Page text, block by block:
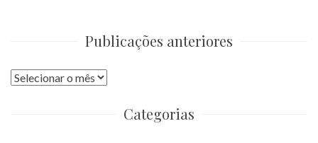
Publicações anteriores
Publicações
Categorias